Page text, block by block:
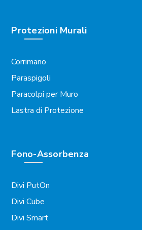
Protezioni Murali
Corrimano
Paraspigoli
Paracolpi per Muro
Lastra di Protezione
Fono-Assorbenza
Divi PutOn
Divi Cube
Divi Smart